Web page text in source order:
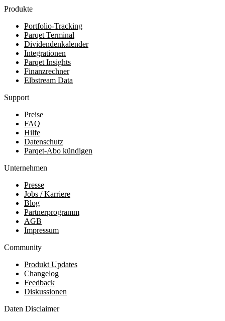
Produkte
Portfolio-Tracking
Parqet Terminal
Dividendenkalender
Integrationen
Parqet Insights
Finanzrechner
Elbstream Data
Support
Preise
FAQ
Hilfe
Datenschutz
Parqet-Abo kündigen
Unternehmen
Presse
Jobs / Karriere
Blog
Partnerprogramm
AGB
Impressum
Community
Produkt Updates
Changelog
Feedback
Diskussionen
Daten Disclaimer